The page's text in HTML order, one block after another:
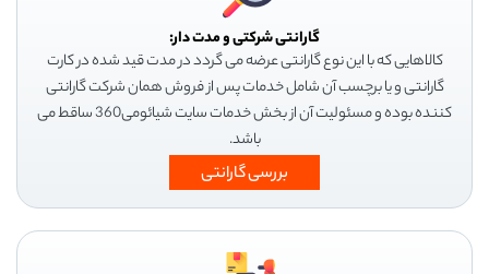
گارانتی شرکتی و مدت دار:
کالاهایی که با این نوع گارانتی عرضه می گردد در مدت قید شده در کارت
گارانتی و یا برچسب آن شامل خدمات پس از فروش همان شرکت گارانتی
کننده بوده و مسئولیت آن از بخش خدمات سایت شیائومی360 ساقط می
باشد.
بررسی گارانتی